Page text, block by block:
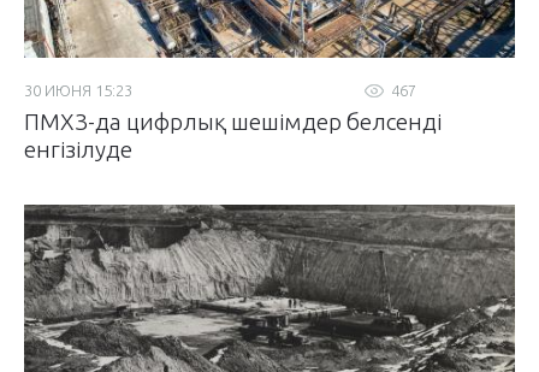
467
30 ИЮНЯ 15:23
ПМХЗ-да цифрлық шешімдер белсенді
енгізілуде